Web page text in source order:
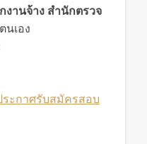
งานจ้าง สำนักตรวจ
นเอง
ระกาศรับสมัครสอบ